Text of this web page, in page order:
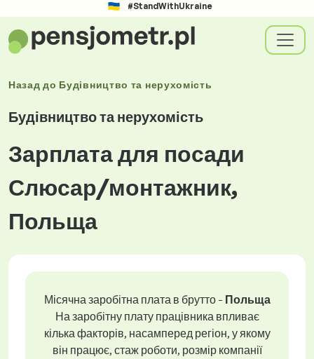
#StandWithUkraine
Назад до Будівництво та нерухомість
Будівництво та нерухомість
Зарплата для посади
Слюсар/монтажник,
Польща
Місячна заробітна плата в брутто - Польща
На заробітну плату працівника впливає
кілька факторів, насамперед регіон, у якому
він працює, стаж роботи, розмір компанії